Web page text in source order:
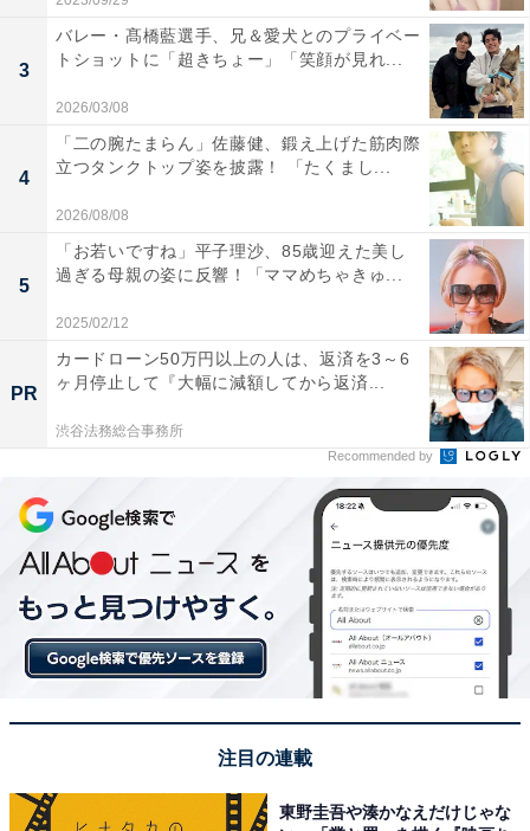
3
バレー・髙橋藍選手、兄＆愛犬とのプライベー
トショットに「超きちょー」「笑顔が見れ...
2026/03/08
4
「二の腕たまらん」佐藤健、鍛え上げた筋肉際
立つタンクトップ姿を披露！ 「たくまし...
2026/08/08
5
「お若いですね」平子理沙、85歳迎えた美し
過ぎる母親の姿に反響！「ママめちゃきゅ...
2025/02/12
PR
カードローン50万円以上の人は、返済を3～6
ヶ月停止して『大幅に減額してから返済...
渋谷法務総合事務所
Recommended by
注目の連載
東野圭吾や湊かなえだけじゃな